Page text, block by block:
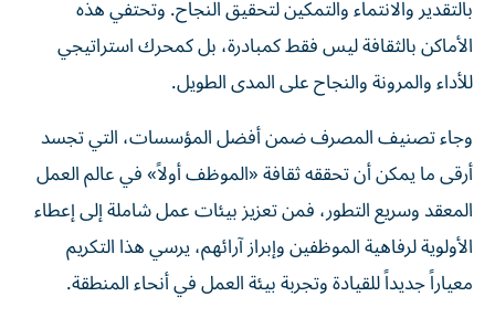
بالتقدير والانتماء والتمكين لتحقيق النجاح. وتحتفي هذه
الأماكن بالثقافة ليس فقط كمبادرة، بل كمحرك استراتيجي
للأداء والمرونة والنجاح على المدى الطويل.
وجاء تصنيف المصرف ضمن أفضل المؤسسات، التي تجسد
أرقى ما يمكن أن تحققه ثقافة «الموظف أولاً» في عالم العمل
المعقد وسريع التطور، فمن تعزيز بيئات عمل شاملة إلى إعطاء
الأولوية لرفاهية الموظفين وإبراز آرائهم، يرسي هذا التكريم
معياراً جديداً للقيادة وتجربة بيئة العمل في أنحاء المنطقة.